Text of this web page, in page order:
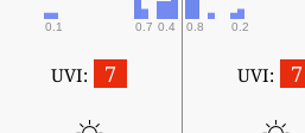
0.1 0.7 0.4 0.8 0.2
UVI: 7 UVI: 7